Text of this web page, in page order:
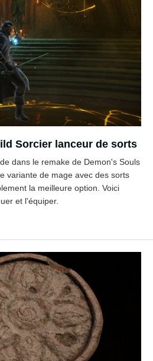
Sorcier lanceur de sorts
dans le remake de Demon's Souls
variante de mage avec des sorts
la meilleure option. Voici
et l'équiper.